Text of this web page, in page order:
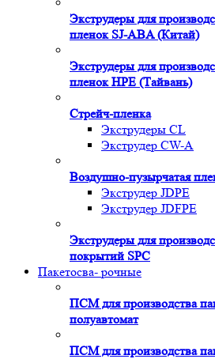
Экструдеры для
пленок SJ-ABA (Китай)
Экструдеры для
пленок HPE (Тайвань)
Стрейч-пленка
Экструдеры CL
Экструдер CW-A
Воздушно-пузырчатая
Экструдер JDPE
Экструдер JDFPE
Экструдеры для
покрытий SPC
Пакетосва- рочные
ПСМ для производства
полуавтомат
ПСМ для производства